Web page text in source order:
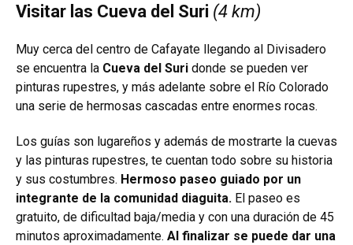
Visitar las Cueva del Suri (4 km)
Muy cerca del centro de Cafayate llegando al Divisadero
se encuentra la Cueva del Suri donde se pueden ver
pinturas rupestres, y más adelante sobre el Río Colorado
una serie de hermosas cascadas entre enormes rocas.
Los guías son lugareños y además de mostrarte la cuevas
y las pinturas rupestres, te cuentan todo sobre su historia
y sus costumbres. Hermoso paseo guiado por un
integrante de la comunidad diaguita. El paseo es
gratuito, de dificultad baja/media y con una duración de 45
minutos aproximadamente. Al finalizar se puede dar una